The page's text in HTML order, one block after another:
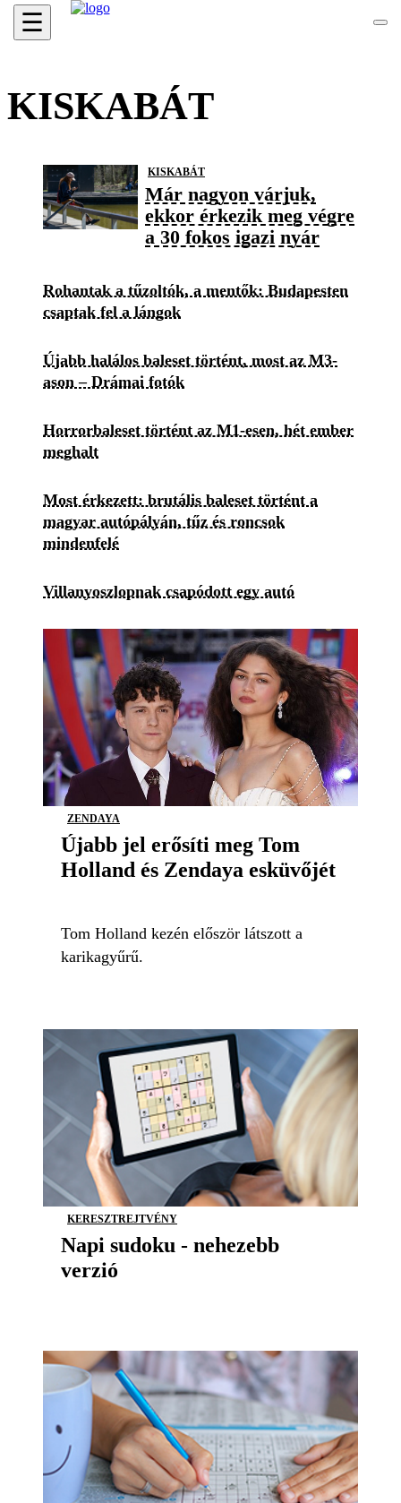
☰
KISKABÁT
KISKABÁT
Már nagyon várjuk,
ekkor érkezik meg végre
a 30 fokos igazi nyár
Rohantak a tűzoltók, a mentők: Budapesten
csaptak fel a lángok
Újabb halálos baleset történt, most az M3-
ason – Drámai fotók
Horrorbaleset történt az M1-esen, hét ember
meghalt
Most érkezett: brutális baleset történt a
magyar autópályán, tűz és roncsok
mindenfelé
Villanyoszlopnak csapódott egy autó
ZENDAYA
Újabb jel erősíti meg Tom
Holland és Zendaya esküvőjét
Tom Holland kezén először látszott a
karikagyűrű.
KERESZTREJTVÉNY
Napi sudoku - nehezebb
verzió